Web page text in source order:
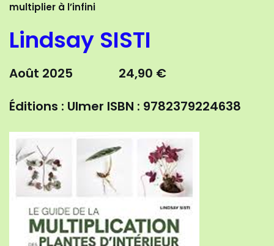
multiplier à l’infini
Lindsay SISTI
Août 2025 24,90 €
Éditions : Ulmer ISBN : 9782379224638